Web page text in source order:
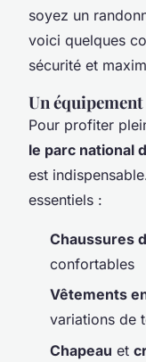
soyez un
voici quelques
sécurité et
Un
Pour profiter
le parc national
est
essentiels :
Chaussures
confortables
Vêtements
variations de
Chapeau et